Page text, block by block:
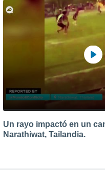
Un rayo impactó en un
Narathiwat, Tailandia.